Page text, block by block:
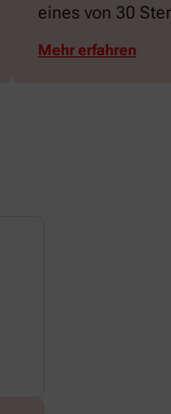
eines von 30
Mehr erfahren